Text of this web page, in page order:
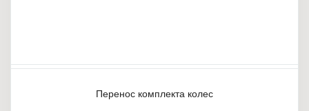
Перенос комплекта колес